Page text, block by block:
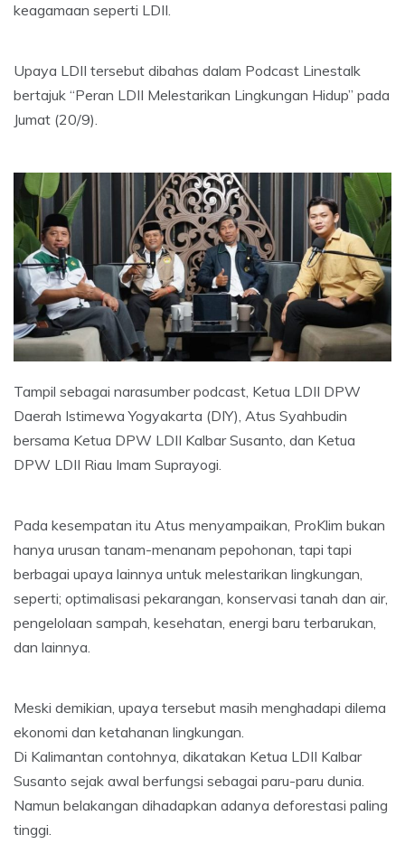
keagamaan seperti LDII.
Upaya LDII tersebut dibahas dalam Podcast Linestalk
bertajuk “Peran LDII Melestarikan Lingkungan Hidup” pada
Jumat (20/9).
Tampil sebagai narasumber podcast, Ketua LDII DPW
Daerah Istimewa Yogyakarta (DIY), Atus Syahbudin
bersama Ketua DPW LDII Kalbar Susanto, dan Ketua
DPW LDII Riau Imam Suprayogi.
Pada kesempatan itu Atus menyampaikan, ProKlim bukan
hanya urusan tanam-menanam pepohonan, tapi tapi
berbagai upaya lainnya untuk melestarikan lingkungan,
seperti; optimalisasi pekarangan, konservasi tanah dan air,
pengelolaan sampah, kesehatan, energi baru terbarukan,
dan lainnya.
Meski demikian, upaya tersebut masih menghadapi dilema
ekonomi dan ketahanan lingkungan.
Di Kalimantan contohnya, dikatakan Ketua LDII Kalbar
Susanto sejak awal berfungsi sebagai paru-paru dunia.
Namun belakangan dihadapkan adanya deforestasi paling
tinggi.